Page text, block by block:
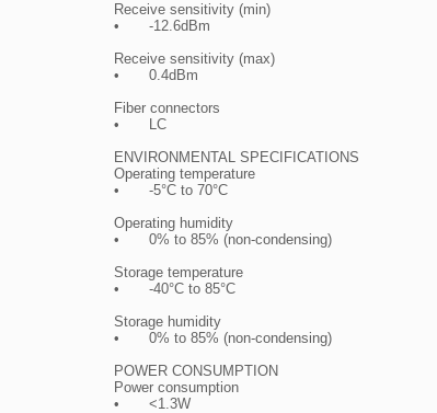
Receive sensitivity (min)
•	-12.6dBm
Receive sensitivity (max)
•	0.4dBm
Fiber connectors
•	LC
ENVIRONMENTAL SPECIFICATIONS
Operating temperature
•	-5°C to 70°C
Operating humidity
•	0% to 85% (non-condensing)
Storage temperature
•	-40°C to 85°C
Storage humidity
•	0% to 85% (non-condensing)
POWER CONSUMPTION
Power consumption
•	<1.3W